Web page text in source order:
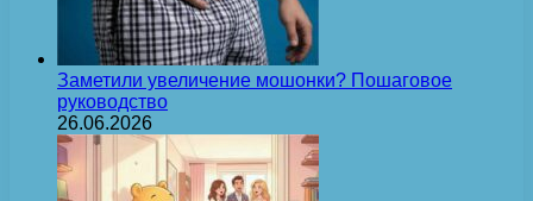
Заметили увеличение мошонки? Пошаговое
руководство
26.06.2026